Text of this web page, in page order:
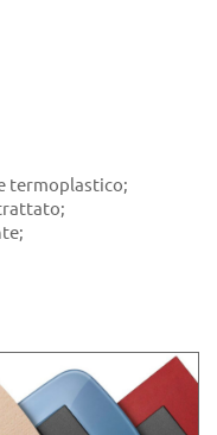
termoplastico;